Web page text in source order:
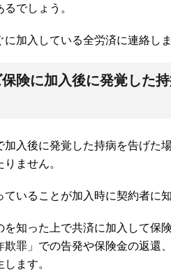
でしょう。
加入している全労済に連絡しま
険に加入後に発覚した
加入後に発覚した持病を告げた
ません。
いることが加入時に契約者に
を知った上で共済に加入して保
欺罪」での告発や保険金の返還
ます。